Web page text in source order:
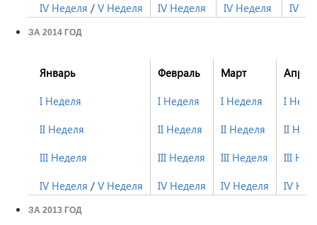
IV Неделя / V Неделя
IV Неделя
IV Неделя
IV
ЗА 2014 ГОД
Январь
I Неделя
II Неделя
III Неделя
IV Неделя / V Неделя
Февраль
I Неделя
II Неделя
III Неделя
IV Неделя
Март
I Неделя
II Неделя
III Неделя
IV Неделя
I
II
III
IV
ЗА 2013 ГОД